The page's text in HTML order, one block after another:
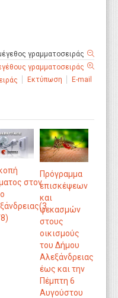
γραμματοσειράς
Εκτύπωση E-mail
στον
Πρόγραμμα
επισκέψεων
και
ψεκασμών
στους
οικισμούς
του Δήμου
Αλεξάνδρειας
έως και την
Πέμπτη 6
Αυγούστου